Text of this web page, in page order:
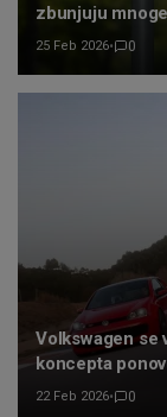
zbunjuju
25 Feb 2026• 0
Volkswagen se
koncepta
22 Feb 2026• 0